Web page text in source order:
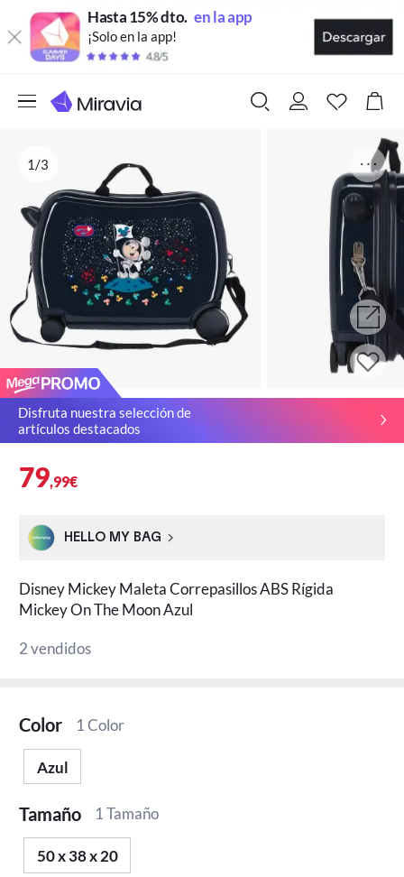
Hasta 15% dto. en la app
¡Solo en la app!
1/3
Disfruta nuestra selección de
artículos destacados
79,99€
HELLO MY BAG
Disney Mickey Maleta Correpasillos ABS Rígida
Mickey On The Moon Azul
2 vendidos
Color 1 Color
Azul
Tamaño 1 Tamaño
50 x 38 x 20